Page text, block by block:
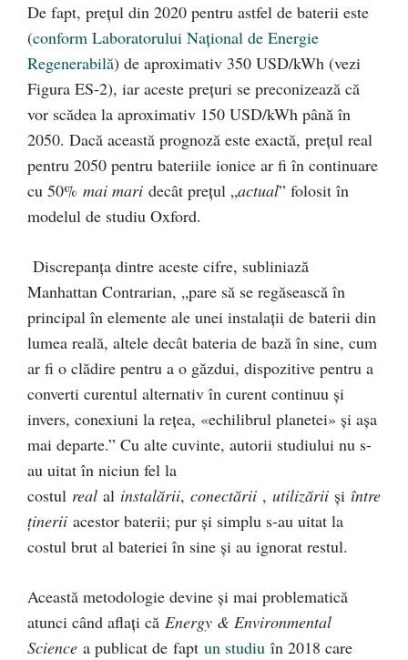
De fapt, prețul din 2020 pentru astfel de baterii este
(conform Laboratorului Național de Energie
Regenerabilă) de aproximativ 350 USD/kWh (vezi
Figura ES-2), iar aceste prețuri se preconizează că
vor scădea la aproximativ 150 USD/kWh până în
2050. Dacă această prognoză este exactă, prețul real
pentru 2050 pentru bateriile ionice ar fi în continuare
cu 50% mai mari decât prețul „actual” folosit în
modelul de studiu Oxford.
Discrepanța dintre aceste cifre, subliniază
Manhattan Contrarian, „pare să se regăsească în
principal în elemente ale unei instalații de baterii din
lumea reală, altele decât bateria de bază în sine, cum
ar fi o clădire pentru a o găzdui, dispozitive pentru a
converti curentul alternativ în curent continuu și
invers, conexiuni la rețea, «echilibrul planetei» și așa
mai departe.” Cu alte cuvinte, autorii studiului nu s-
au uitat în niciun fel la
costul real al instalării, conectării , utilizării și între
ținerii acestor baterii; pur și simplu s-au uitat la
costul brut al bateriei în sine și au ignorat restul.
Această metodologie devine și mai problematică
atunci când aflați că Energy & Environmental
Science a publicat de fapt un studiu în 2018 care